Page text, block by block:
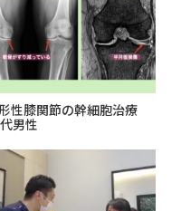
性膝関節の幹細胞治療
男性